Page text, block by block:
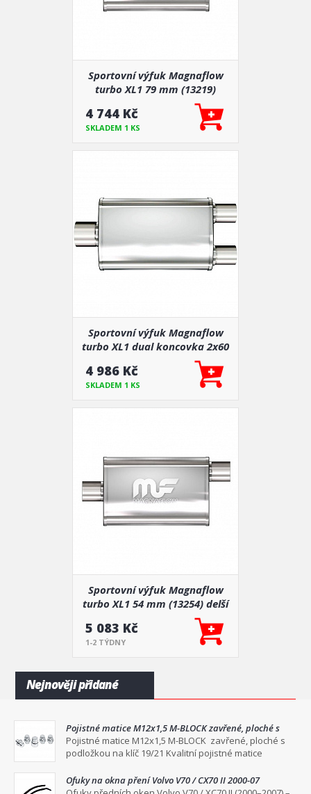
Sportovní výfuk Magnaflow
turbo XL1 79 mm (13219)
4 744 Kč
SKLADEM 1 KS
Sportovní výfuk Magnaflow
turbo XL1 dual koncovka 2x60
mm, 1x79 mm (13278)
4 986 Kč
SKLADEM 1 KS
Sportovní výfuk Magnaflow
turbo XL1 54 mm (13254) delší
5 083 Kč
1-2 TÝDNY
Nejnověji přidané
Pojistné matice M12x1,5 M-BLOCK zavřené, ploché s
podložkou na klíč 19/21
Pojistné matice M12x1,5 M-BLOCK zavřené, ploché s
podložkou na klíč 19/21 Kvalitní pojistné matice
Ofuky na okna pření Volvo V70 / CX70 II 2000-07